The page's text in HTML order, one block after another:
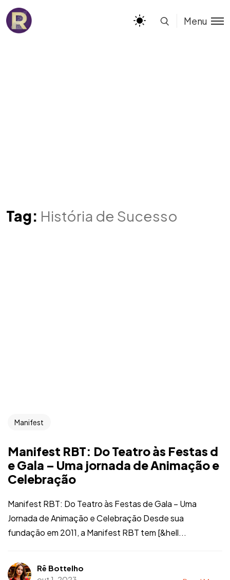
Menu
Tag: História de Sucesso
Manifest
Manifest RBT: Do Teatro às Festas d
e Gala – Uma jornada de Animação e
Celebração
Manifest RBT: Do Teatro às Festas de Gala – Uma
Jornada de Animação e Celebração Desde sua
fundação em 2011, a Manifest RBT tem [&hell...
Rê Bottelho